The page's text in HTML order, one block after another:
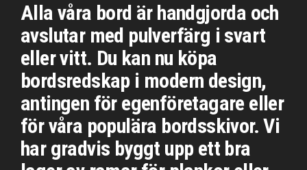
Alla våra bord är handgjorda och
avslutar med pulverfärg i svart
eller vitt. Du kan nu köpa
bordsredskap i modern design,
antingen för egenföretagare eller
för våra populära bordsskivor. Vi
har gradvis byggt upp ett bra